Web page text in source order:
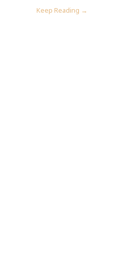
Keep Reading →